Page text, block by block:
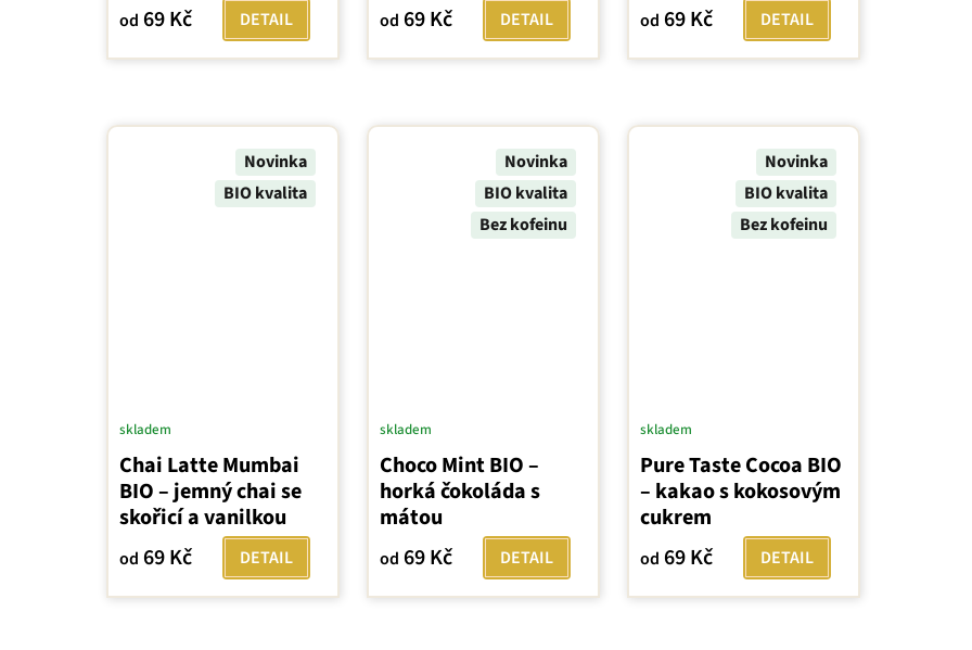
od 69 Kč DETAIL od 69 Kč DETAIL od 69 Kč DETAIL
Novinka
BIO kvalita
Chai Latte Mumbai
BIO – jemný chai se
skořicí a vanilkou
skladem
od 69 Kč DETAIL
Novinka
BIO kvalita
Bez kofeinu
Choco Mint BIO –
horká čokoláda s
mátou
skladem
od 69 Kč DETAIL
Novinka
BIO kvalita
Bez kofeinu
Pure Taste Cocoa BIO
– kakao s kokosovým
cukrem
skladem
od 69 Kč DETAIL